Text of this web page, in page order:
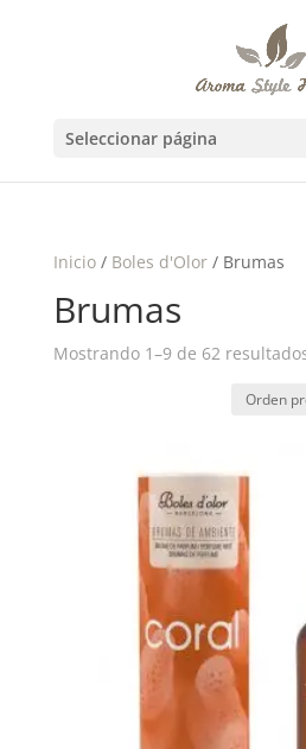
Seleccionar página
Inicio/ Boles d'Olor/ Brumas
Brumas
Mostrando 1–9 de 62